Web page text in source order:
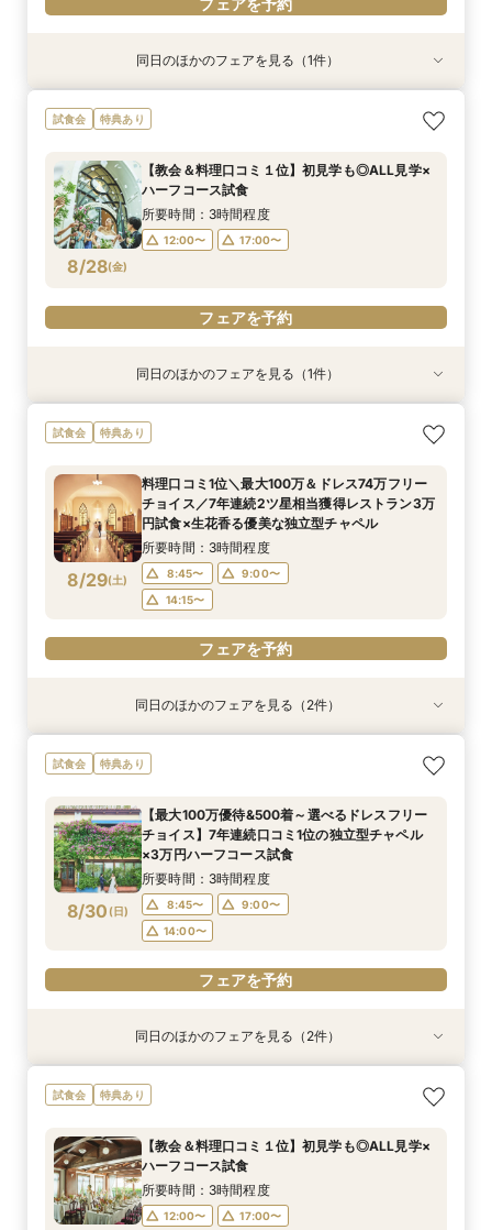
フェアを予約
8/27(木)
《挙式のみ＊2名～》51万で叶う*憧れの独立型
チャペルで本格挙式
12:00〜
14:00〜
16:00〜
18:00〜
同日のほかのフェアを見る（1件）
試食会 特典あり
8/28(金)
【教会＆料理口コミ１位】初見学も◎ALL見学×
ハーフコース試食
所要時間：3時間程度
12:00〜 17:00〜
フェアを予約
8/28(金)
《挙式のみ＊2名～》51万で叶う*憧れの独立型
チャペルで本格挙式
12:00〜
14:00〜
16:00〜
18:00〜
フェアを予約
同日のほかのフェアを見る（1件）
試食会 特典あり
8/29(土)
料理口コミ1位＼最大100万＆ドレス74万フリー
チョイス／7年連続2ツ星相当獲得レストラン3万
円試食×生花香る優美な独立型チャペル
所要時間：3時間程度
8:45〜
9:00〜
14:15〜
フェアを予約
8/29(土)
《週末夜限定》生花の香る独立型チャペル体験×
見積り＆日程相談
17:30〜 18:00〜
フェアを予約
8/29(土)
《挙式のみ＊2名～》51万で叶う*憧れの独立型
チャペルで本格挙式
14:15〜
17:30〜
18:00〜
フェアを予約
同日のほかのフェアを見る（2件）
試食会 特典あり
8/30 (日)
【最大100万優待&500着～選べるドレスフリー
チョイス】7年連続口コミ1位の独立型チャペル
×3万円ハーフコース試食
所要時間：3時間程度
8:45〜
9:00〜
14:00〜
フェアを予約
8/30(日)
《挙式のみ＊2名～》51万で叶う*憧れの独立型
チャペルで本格挙式
14:00〜 17:30〜
8/30(日)
《週末夜限定》生花の香る独立型チャペル体験×
見積り＆日程相談
17:30〜 18:00〜
同日のほかのフェアを見る（2件）
試食会 特典あり
【教会＆料理口コミ１位】初見学も◎ALL見学×
ハーフコース試食
所要時間：3時間程度
12:00〜 17:00〜